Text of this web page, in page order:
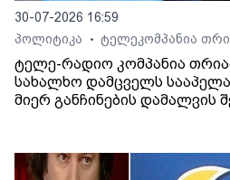
30-07-2026 16:59
პოლიტიკა
• ტელეკომპანია
ტელე-რადიო კომპანია
სახალხო დამცველს
მიერ განჩინების დამალვის